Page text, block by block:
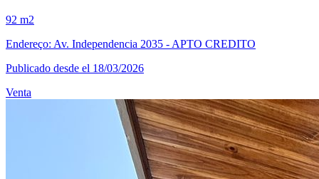
92 m2
Endereço: Av. Independencia 2035 - APTO CREDITO
Publicado desde el 18/03/2026
Venta